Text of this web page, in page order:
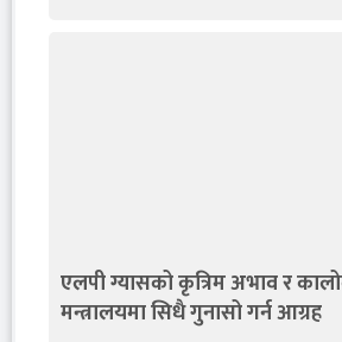
एलपी ग्यासको कृत्रिम अभाव र
मन्त्रालयमा सिधै गुनासो गर्न आग्रह